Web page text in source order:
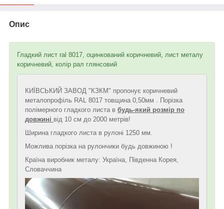
Опис
Гладкий лист ral 8017, оцинкований коричневий, лист металу
коричневий, колір рал глянсовий
КИЇВСЬКИЙ ЗАВОД "КЗКМ" пропонує коричневий
металопрофіль RAL 8017 товщина 0,50мм . Порізка
полімерного гладкого листа в будь-який розмір по
довжині від 10 см до 2000 метрів!
Ширина гладкого листа в рулоні 1250 мм.
Можлива порізка на рулончики будь довжиною !
Країна виробник металу: Україна, Південна Корея,
Словаччина